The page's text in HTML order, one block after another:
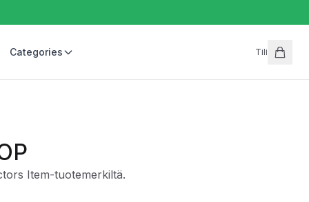
Categories Tili
Item-tuotemerkiltä.